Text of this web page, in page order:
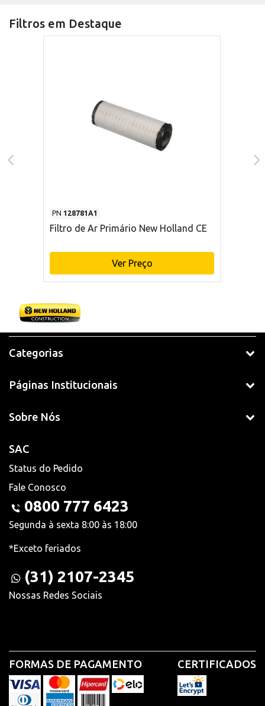
Filtros em Destaque
PN 128781A1
Filtro de Ar Primário New Holland CE
Ver Preço
Categorias
Páginas Institucionais
Sobre Nós
SAC
Status do Pedido
Fale Conosco
0800 777 6423
Segunda à sexta 8:00 às 18:00
*Exceto feriados
(31) 2107-2345
Nossas Redes Sociais
FORMAS DE PAGAMENTO CERTIFICADOS